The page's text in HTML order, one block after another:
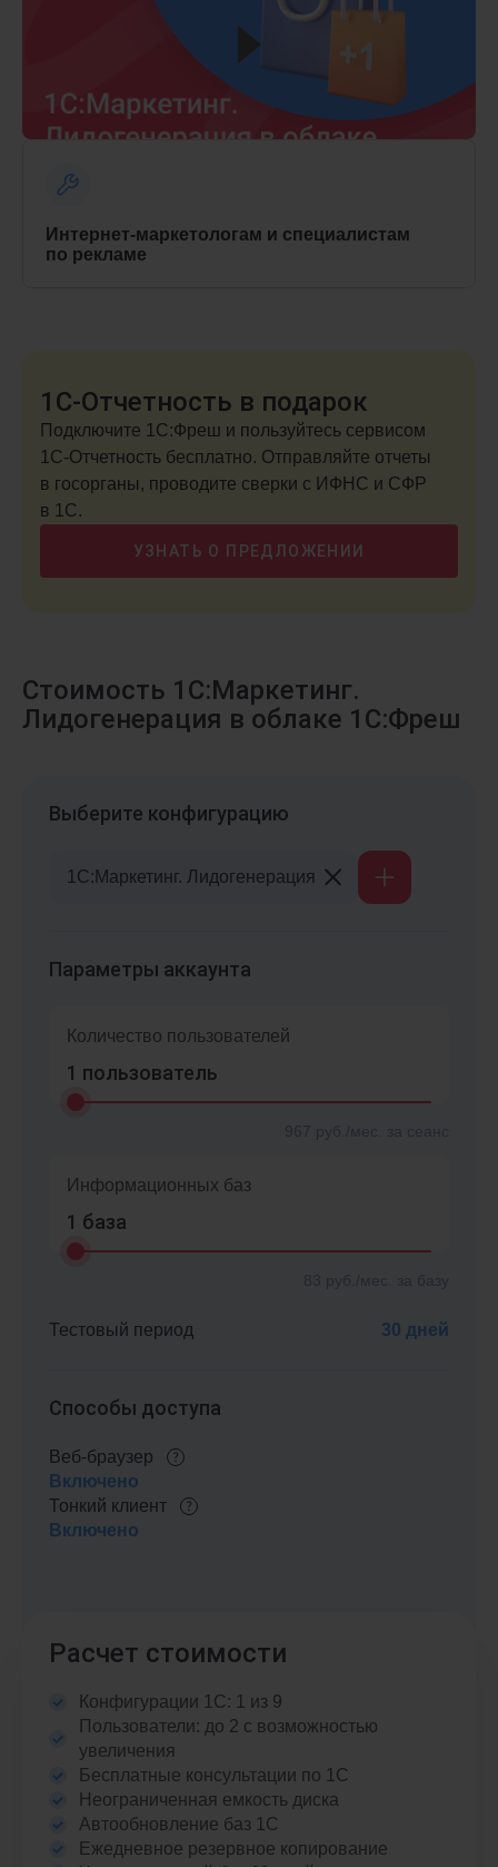
Интернет-маркетологам и специалистам
по рекламе
1С-Отчетность в подарок
Подключите 1С:Фреш и пользуйтесь сервисом
1С-Отчетность бесплатно. Отправляйте отчеты
в госорганы, проводите сверки с ИФНС и СФР
в 1С.
УЗНАТЬ О ПРЕДЛОЖЕНИИ
Стоимость 1С:Маркетинг.
Лидогенерация в облаке 1С:Фреш
Выберите конфигурацию
1С:Маркетинг. Лидогенерация
Параметры аккаунта
Количество пользователей
1 пользователь
Информационных баз
1 база
Тестовый период 30 дней
Способы доступа
Веб-браузер
Включено
Тонкий клиент
Включено
Расчет стоимости
Конфигурации 1С: 1 из 9
Пользователи: до 2 с возможностью
увеличения
Бесплатные консультации по 1С
Неограниченная емкость диска
Автообновление баз 1С
Ежедневное резервное копирование